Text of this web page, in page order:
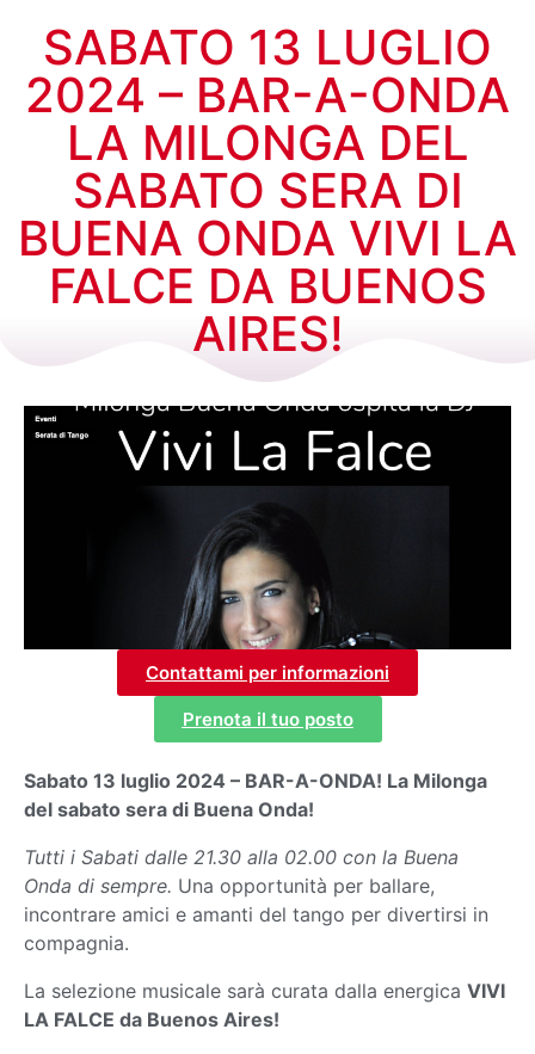
SABATO 13 LUGLIO
2024 – BAR-A-ONDA
LA MILONGA DEL
SABATO SERA DI
BUENA ONDA VIVI LA
FALCE DA BUENOS
AIRES!
Contattami per informazioni
Prenota il tuo posto
Sabato 13 luglio 2024 – BAR-A-ONDA! La Milonga
del sabato sera di Buena Onda!
Tutti i Sabati dalle 21.30 alla 02.00 con la Buena
Onda di sempre. Una opportunità per ballare,
incontrare amici e amanti del tango per divertirsi in
compagnia.
La selezione musicale sarà curata dalla energica VIVI
LA FALCE da Buenos Aires!